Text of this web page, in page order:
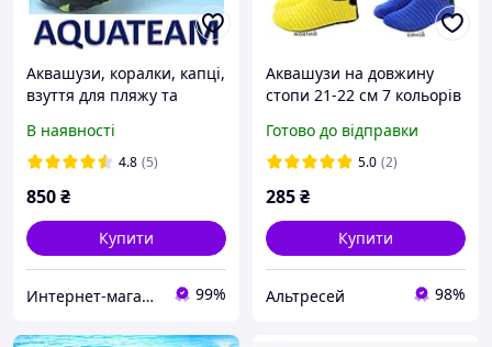
Аквашузи, коралки, капці,
взуття для пляжу та
38, 39, 40, 41, 42, 43, 44,
45, 46
В наявності
4.8 (5)
850₴
Купити
Интернет-магазин "Акватим" 99%
Аквашузи на довжину
стопи 21-22 см 7 кольорів
для плавання унісекс
Готово до відправки
5.0 (2)
285₴
Купити
Альтресей 98%